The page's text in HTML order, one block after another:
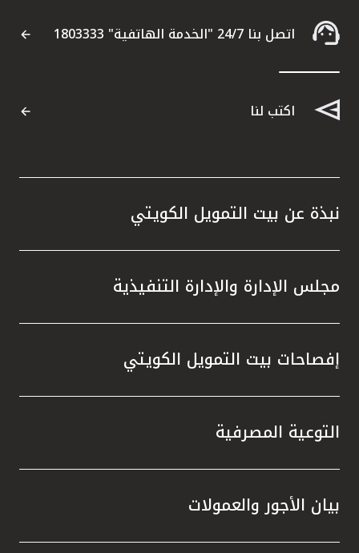
اتصل بنا 24/7 "الخدمة الهاتفية" 1803333
اكتب لنا
نبذة عن بيت التمويل الكويتي
مجلس الإدارة والإدارة التنفيذية
إفصاحات بيت التمويل الكويتي
التوعية المصرفية
بيان الأجور والعمولات